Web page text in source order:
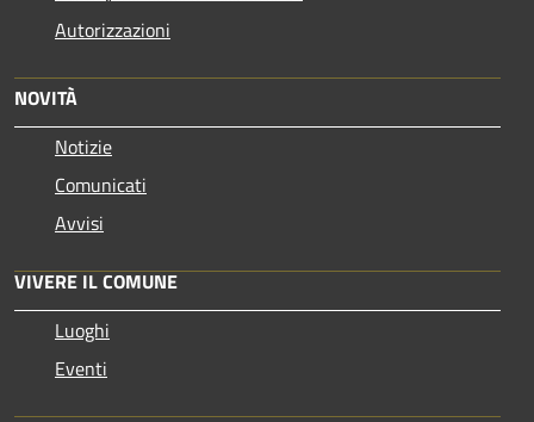
Autorizzazioni
NOVITÀ
Notizie
Comunicati
Avvisi
VIVERE IL COMUNE
Luoghi
Eventi